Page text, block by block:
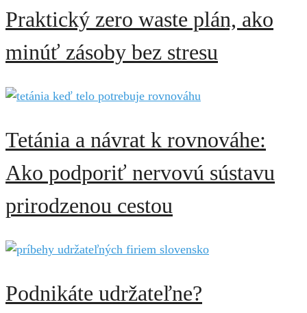
Praktický zero waste plán, ako
minúť zásoby bez stresu
Tetánia a návrat k rovnováhe:
Ako podporiť nervovú sústavu
prirodzenou cestou
Podnikáte udržateľne?